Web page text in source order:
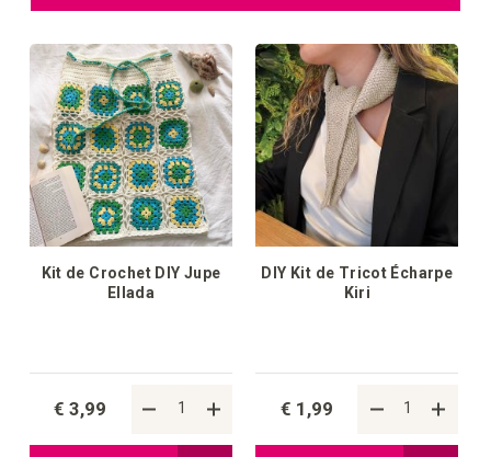
liste
d'achats
liste
Kit de Crochet DIY Jupe
Ellada
€ 3,99
DIY Kit de Tricot Écharpe
Kiri
€ 1,99